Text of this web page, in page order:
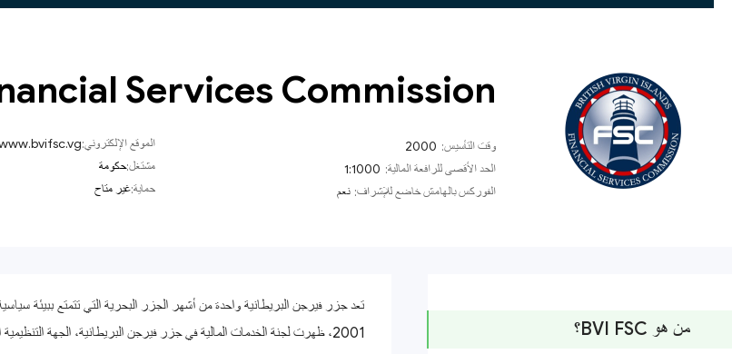
Services Commission
وقت التأسيس: 2000
الحد الأقصى للرافعة المالية: 1:1000
الفوركس بالهامش خاضع للإشراف: نعم
الموقع الإلكتروني:
مشتغل:حكومة
حماية:غير متاح
من هو BVI FSC؟
تعد جزر فيرجن البريطانية واحدة من أشهر الجزر البحرية التي تتمتع ببيئة
2001، ظهرت لجنة الخدمات المالية في جزر فيرجن البريطانية، الجهة التنظيمية المالية الوطنية، إلى حيز الوجود بهدف حماية وسطاء الفوركس وتجار الفوركس على حد سواء.